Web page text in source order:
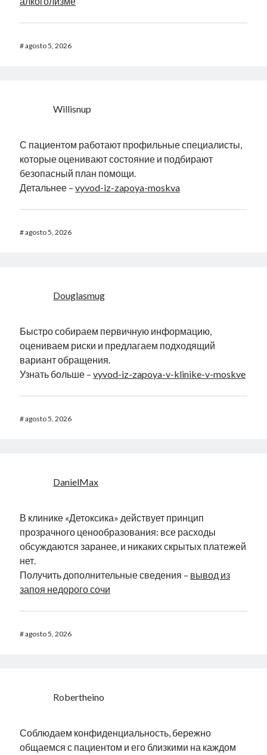
#agosto 5, 2026
Willisnup
С пациентом работают профильные специалисты,
которые оценивают состояние и подбирают
безопасный план помощи.
Детальнее –vyvod-iz-zapoya-moskva
#agosto 5, 2026
Douglasmug
Быстро собираем первичную информацию,
оцениваем риски и предлагаем подходящий
вариант обращения.
Узнать больше –vyvod-iz-zapoya-v-klinike-v-moskve
#agosto 5, 2026
DanielMax
В клинике «Детоксика» действует принцип
прозрачного ценообразования: все расходы
обсуждаются заранее, и никаких скрытых платежей
нет.
Получить дополнительные сведения – вывод из
запоя недорого сочи
#agosto 5, 2026
Robertheino
Соблюдаем конфиденциальность, бережно
общаемся с пациентом и его близкими на каждом